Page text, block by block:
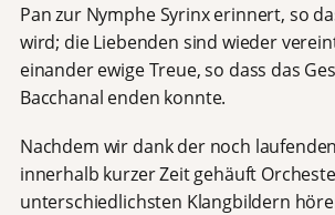
Pan zur Nymphe Syrinx erinnert, so
wird; die Liebenden sind wieder
einander ewige Treue, so dass das
Bacchanal enden konnte.
Nachdem wir dank der noch
innerhalb kurzer Zeit gehäuft
unterschiedlichsten Klangbildern